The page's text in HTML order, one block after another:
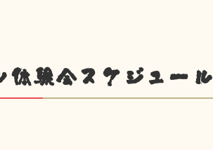
体験会スケジュール